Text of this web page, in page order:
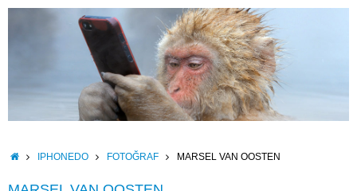
Skip
HOMEIPHONEDO FOTOĞRAF MARSEL VAN OOSTEN